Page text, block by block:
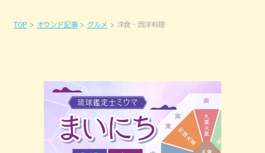
TOP オウンド記事 グルメ 洋食・西洋料理